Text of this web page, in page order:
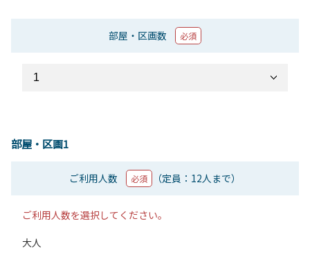
部屋・区画数 必須
部屋・区画1
ご利用人数 必須 （定員：12人まで）
ご利用人数を選択してください。
大人